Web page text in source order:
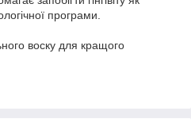
програми.
воску для кращого